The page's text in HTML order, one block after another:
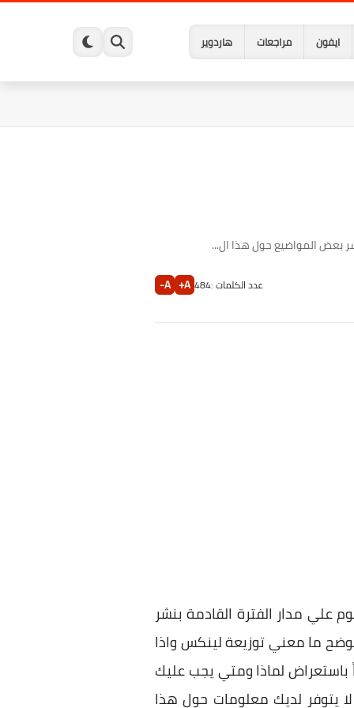
ايفون مراجعات هاردوير
بعض المواضيع حول هذا ال...
عدد الكلمات :484
A+
A-
علي مدار الفترة القادمة بنشر
ما معني توزيعة لينكس واذا
لماذا ومتي يجب عليك
يتوفر لديك معلومات حول هذا